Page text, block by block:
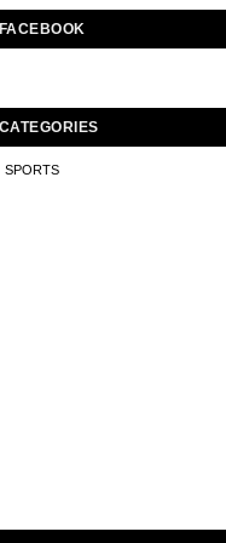
FACEBOOK
CATEGORIES
SPORTS